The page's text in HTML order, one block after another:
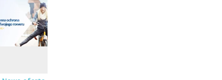
kabaret i
stand-up – a
do wygrania
podwójne
zaproszenia!